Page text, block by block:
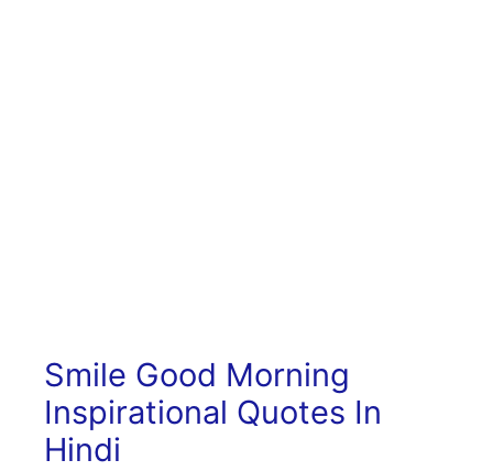
Smile Good Morning
Inspirational Quotes In
Hindi